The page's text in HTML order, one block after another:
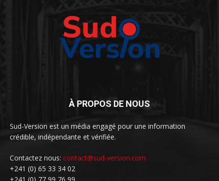
À PROPOS DE NOUS
Sud-Version est un média engagé pour une information
crédible, indépendante et vérifiée.
Contactez nous: contact@sud-version.com
+241 (0) 65 33 34 02
+241 (0) 77 99 76 99